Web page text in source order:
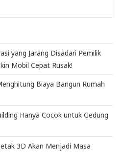
yang Jarang Disadari Pemilik
Mobil Cepat Rusak!
Biaya Bangun Rumah
Hanya Cocok untuk Gedung
3D Akan Menjadi Masa